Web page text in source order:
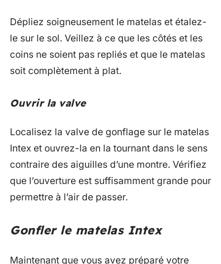
Dépliez soigneusement le matelas et étalez-
le sur le sol. Veillez à ce que les côtés et les
coins ne soient pas repliés et que le matelas
soit complètement à plat.
Ouvrir la valve
Localisez la valve de gonflage sur le matelas
Intex et ouvrez-la en la tournant dans le sens
contraire des aiguilles d’une montre. Vérifiez
que l’ouverture est suffisamment grande pour
permettre à l’air de passer.
Gonfler le matelas Intex
Maintenant que vous avez préparé votre